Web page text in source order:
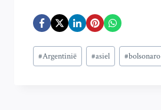
Bericht
tags:
#Argentinië #asiel #bolsonaro